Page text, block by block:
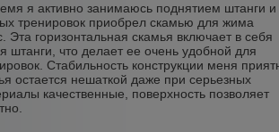
я активно занимаюсь поднятием штанги и
тренировок приобрел скамью для жима
Эта горизонтальная скамья включает в себя
штанги, что делает ее очень удобной для
Стабильность конструкции меня
остается нешаткой даже при серьезных
качественные, поверхность позволяет